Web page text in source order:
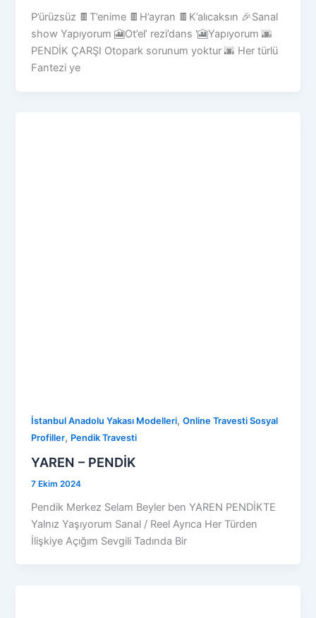
P’ürüzsüz 🍫T’enime 🍫H’ayran 🍫K’alıcaksın 🎉Sanal
show Yapıyorum 🎦Ot’el’ rezi’dans ‘🎦Yapıyorum 🌆
PENDİK ÇARŞI Otopark sorunum yoktur 🌆 Her türlü
Fantezi ye
İstanbul Anadolu Yakası Modelleri,Online Travesti Sosyal
Profiller, Pendik Travesti
YAREN – PENDİK
7 Ekim 2024
Pendik Merkez Selam Beyler ben YAREN PENDİKTE
Yalnız Yaşıyorum Sanal / Reel Ayrıca Her Türden
İlişkiye Açığım Sevgili Tadında Bir